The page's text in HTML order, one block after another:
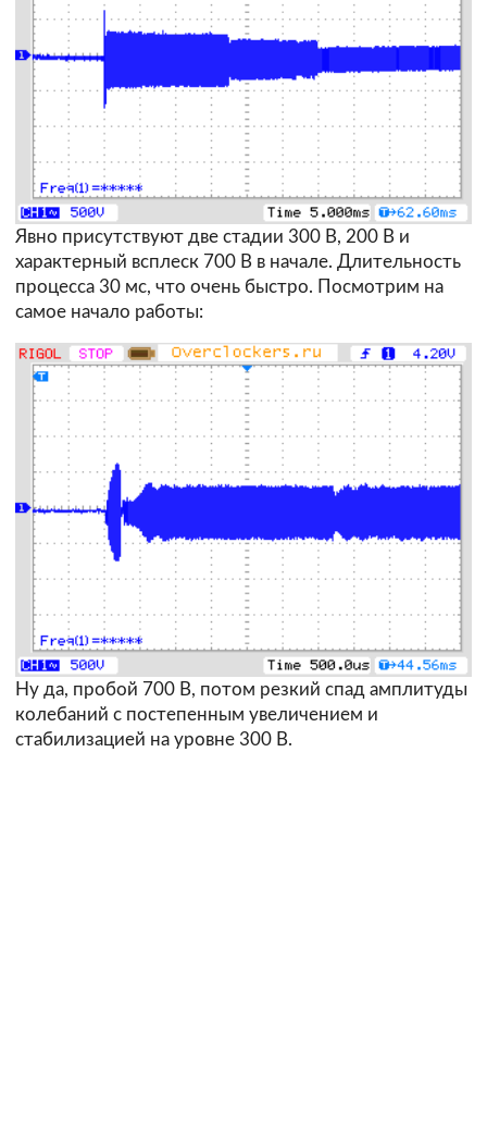
Явно присутствуют две стадии 300 В, 200 В и
характерный всплеск 700 В в начале. Длительность
процесса 30 мс, что очень быстро. Посмотрим на
самое начало работы:
Ну да, пробой 700 В, потом резкий спад амплитуды
колебаний с постепенным увеличением и
стабилизацией на уровне 300 В.